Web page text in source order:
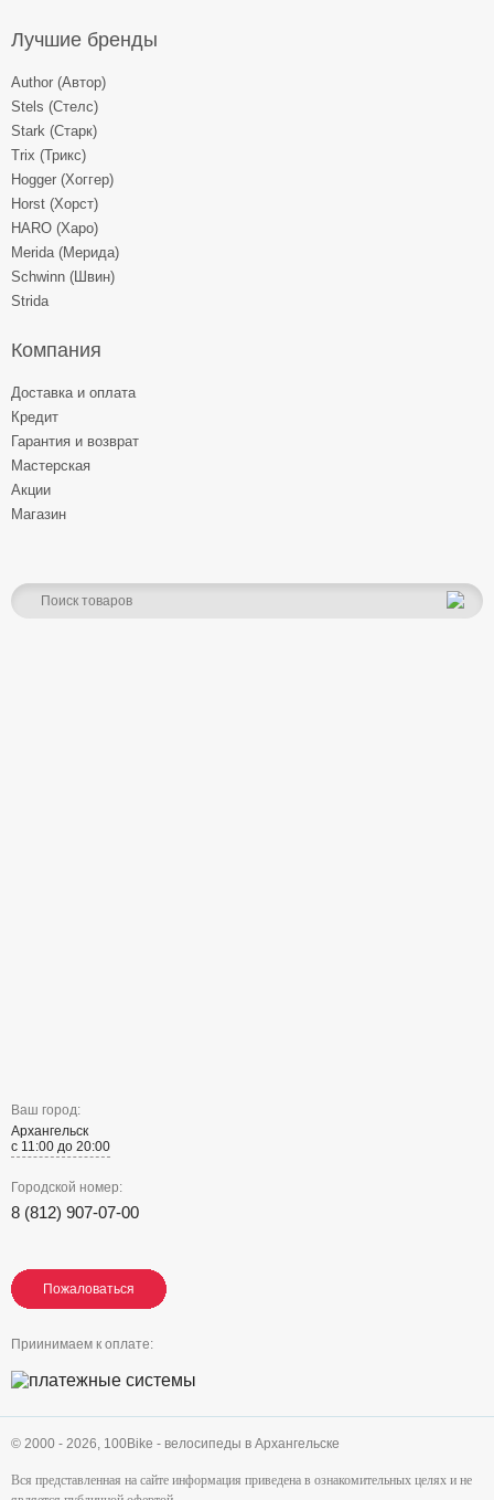
Лучшие бренды
Author (Автор)
Stels (Стелс)
Stark (Старк)
Trix (Трикс)
Hogger (Хоггер)
Horst (Хорст)
HARO (Харо)
Merida (Мерида)
Schwinn (Швин)
Strida
Компания
Доставка и оплата
Кредит
Гарантия и возврат
Мастерская
Акции
Магазин
Ваш город:
Архангельск
с 11:00 до 20:00
Городской номер:
8 (812) 907-07-00
Пожаловаться
Пожаловаться
Пожаловаться
Приинимаем к оплате:
© 2000 - 2026, 100Bike - велосипеды в Архангельске
Вся представленная на сайте информация приведена в ознакомительных целях и не